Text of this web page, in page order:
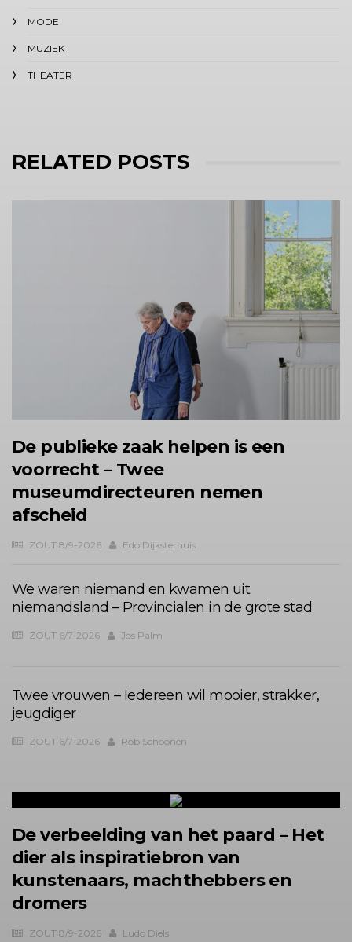
MODE
MUZIEK
THEATER
RELATED POSTS
De publieke zaak helpen is een
voorrecht – Twee
museumdirecteuren nemen
afscheid
ZOUT 8/9-2026 Edo Dijksterhuis
We waren niemand en kwamen uit
niemandsland – Provincialen in de grote stad
ZOUT 6/7-2026 Jos Palm
Twee vrouwen – Iedereen wil mooier, strakker,
jeugdiger
ZOUT 6/7-2026 Rob Schoonen
De verbeelding van het paard – Het
dier als inspiratiebron van
kunstenaars, machthebbers en
dromers
ZOUT 8/9-2026 Ludo Diels